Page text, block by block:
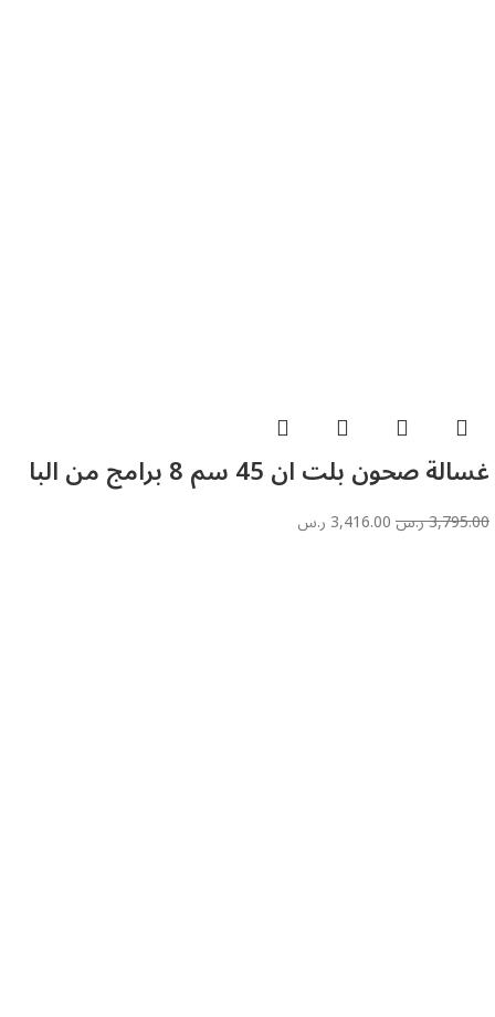
غسالة صحون بلت ان 45 سم 8 برامج من البا
3,795.00ر.س3,416.00 ر.س